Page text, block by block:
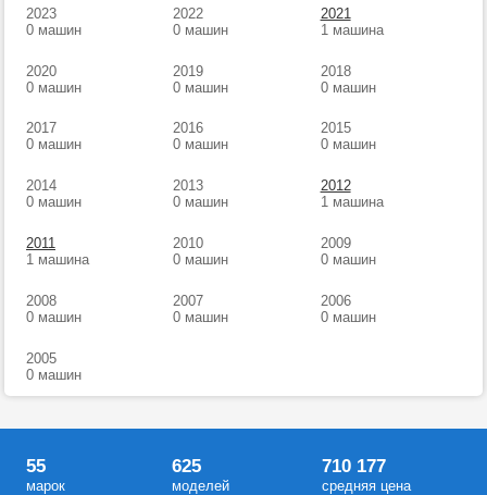
2023
0 машин
2022
0 машин
2021
1 машина
2020
0 машин
2019
0 машин
2018
0 машин
2017
0 машин
2016
0 машин
2015
0 машин
2014
0 машин
2013
0 машин
2012
1 машина
2011
1 машина
2010
0 машин
2009
0 машин
2008
0 машин
2007
0 машин
2006
0 машин
2005
0 машин
55
марок
625
моделей
710 177
средняя цена